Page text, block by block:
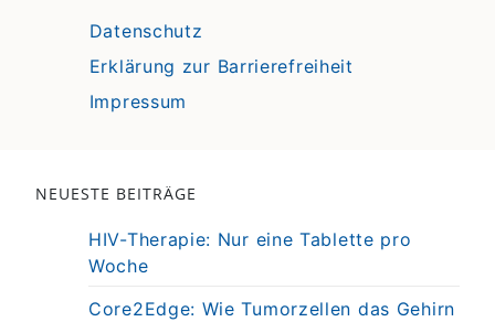
Datenschutz
Erklärung zur Barrierefreiheit
Impressum
NEUESTE BEITRÄGE
HIV-Therapie: Nur eine Tablette pro
Woche
Core2Edge: Wie Tumorzellen das Gehirn